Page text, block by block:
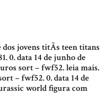
jovens titÃs teen titans
0. data 14 de junho de
sort – fwf52. leia mais.
– fwf52. 0. data 14 de
world figura com